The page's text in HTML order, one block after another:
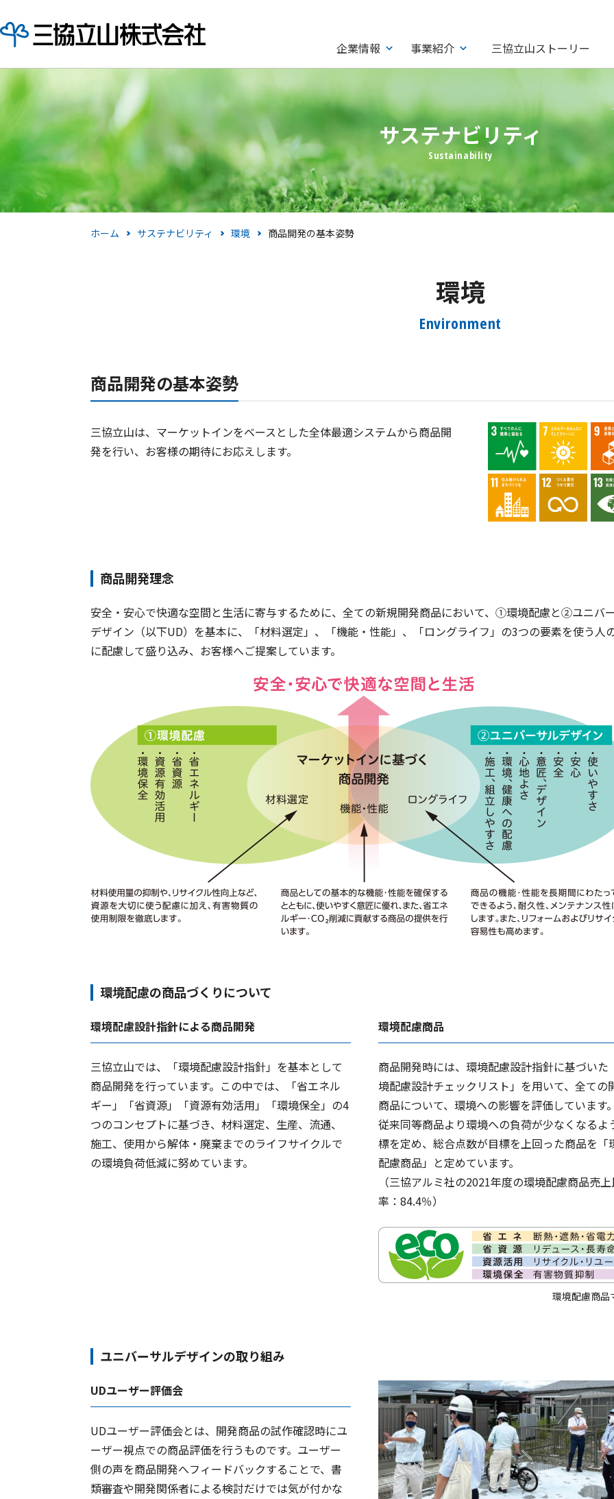
企業情報 事業紹介 三協立山ストーリー
サステナビリティ
ホーム サステナビリティ 環境 商品開発の基本姿勢
環境
商品開発の基本姿勢
三協立山は、マーケットインをベースとした全体最適システムから商品開
発を行い、お客様の期待にお応えします。
商品開発理念
安全・安心で快適な空間と生活に寄与するために、全ての新規開発商品において、①環境配慮と②ユニバ
デザイン（以下UD）を基本に、「材料選定」、「機能・性能」、「ロングライフ」の3つの要素を使う人
に配慮して盛り込み、お客様へご提案しています。
環境配慮の商品づくりについて
環境配慮設計指針による商品開発
三協立山では、「環境配慮設計指針」を基本として
商品開発を行っています。この中では、「省エネル
ギー」「省資源」「資源有効活用」「環境保全」の4
つのコンセプトに基づき、材料選定、生産、流通、
施工、使用から解体・廃棄までのライフサイクルで
の環境負荷低減に努めています。
環境配慮商品
商品開発時には、環境配慮設計指針に基づいた
境配慮設計チェックリスト」を用いて、全ての
商品について、環境への影響を評価しています。
従来同等商品より環境への負荷が少なくなるよ
標を定め、総合点数が目標を上回った商品を「
配慮商品」と定めています。
（三協アルミ社の2021年度の環境配慮商品売上
率：84.4％）
環境配慮商品
ユニバーサルデザインの取り組み
UDユーザー評価会
UDユーザー評価会とは、開発商品の試作確認時にユ
ーザー視点での商品評価を行うものです。ユーザー
側の声を商品開発へフィードバックすることで、書
類審査や開発関係者による検討だけでは気が付かな